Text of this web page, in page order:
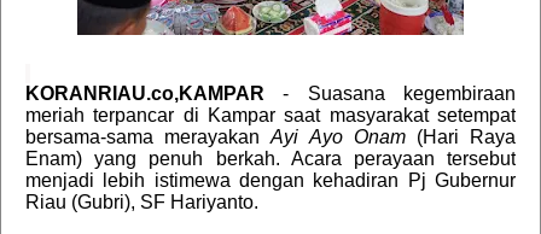
KORANRIAU.co,KAMPAR - Suasana kegembiraan
meriah terpancar di Kampar saat masyarakat setempat
bersama-sama merayakanAyi Ayo Onam(Hari Raya
Enam) yang penuh berkah. Acara perayaan tersebut
menjadi lebih istimewa dengan kehadiran Pj Gubernur
Riau (Gubri), SF Hariyanto.